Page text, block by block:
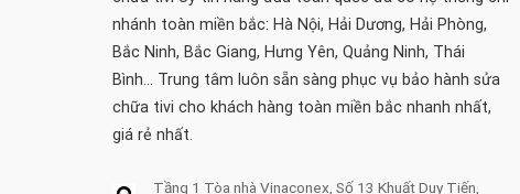
nhánh toàn miền bắc: Hà Nội, Hải Dương, Hải Phòng,
Bắc Ninh, Bắc Giang, Hưng Yên, Quảng Ninh, Thái
Bình... Trung tâm luôn sẵn sàng phục vụ bảo hành sửa
chữa tivi cho khách hàng toàn miền bắc nhanh nhất,
giá rẻ nhất.
Tầng 1 Tòa nhà Vinaconex, Số 13 Khuất Duy Tiến,